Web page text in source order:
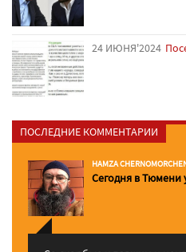
24 ИЮНЯ'2024
ПОСЛЕДНИЕ КОММЕНТАРИИ
HAMZA
Сегодня в Тюмени